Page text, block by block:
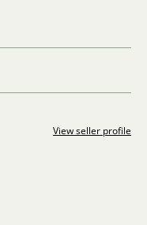
View seller profile